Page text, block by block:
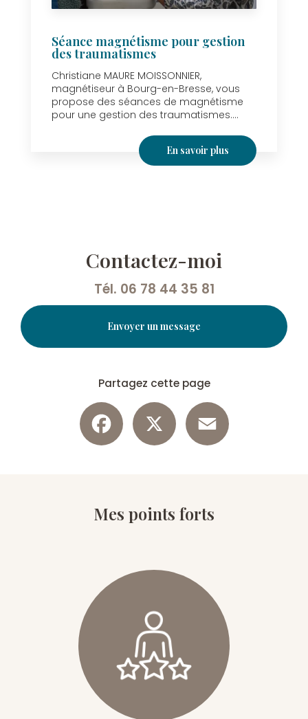
Séance magnétisme pour gestion
des traumatismes
Christiane MAURE MOISSONNIER,
magnétiseur à Bourg-en-Bresse, vous
propose des séances de magnétisme
pour une gestion des traumatismes....
En savoir plus
Contactez-moi
Tél. 06 78 44 35 81
Envoyer un message
Partagez cette page
Facebook
Mes points forts